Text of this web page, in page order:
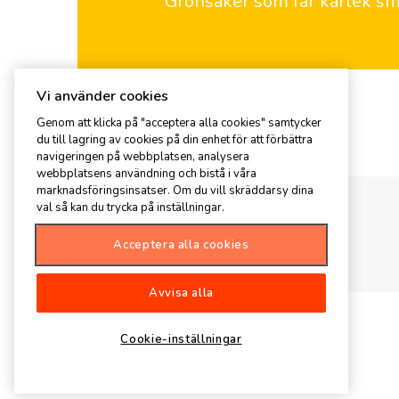
Kommentar
Vi använder cookies
Genom att klicka på "acceptera alla cookies" samtycker
du till lagring av cookies på din enhet för att förbättra
navigeringen på webbplatsen, analysera
webbplatsens användning och bistå i våra
marknadsföringsinsatser. Om du vill skräddarsy dina
val så kan du trycka på inställningar.
Acceptera alla cookies
Avvisa alla
Cookie-inställningar